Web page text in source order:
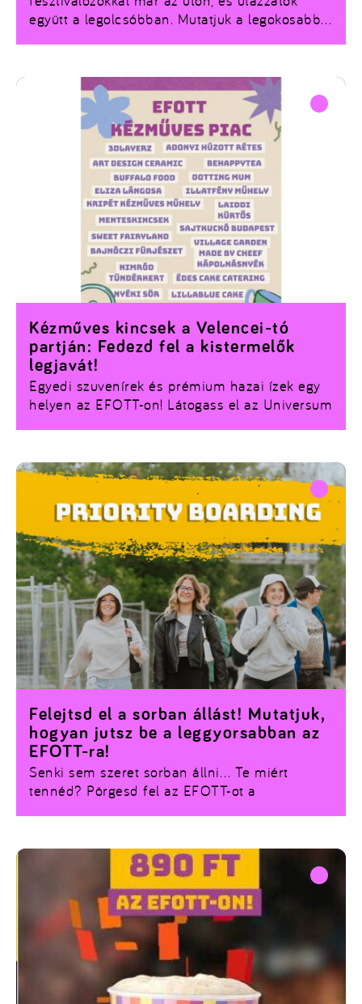
együtt a legolcsóbban. Mutatjuk a legokosabb
Egyedi szuvenírek és prémium hazai ízek egy
helyen az EFOTT-on! Látogass el az Universum
bulira igazi különlegességekkel. A teljes kiállítói
listáért kattints a linkre!
Kézműves kincsek a Velencei-tó
partján: Fedezd fel a kistermelők
legjavát!
Senki sem szeret sorban állni… Te miért
tennéd? Pörgesd fel az EFOTT-ot a
universum.hu appot, oldd meg az EFOTT
Challenge feladatot, és váltsd meg a
gyorsítósávodat a fesztiválra! Kattints a linkre a
részletekért!
Felejtsd el a sorban állást! Mutatjuk,
hogyan jutsz be a leggyorsabban az
EFOTT-ra!